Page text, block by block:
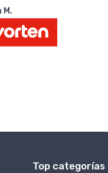
M.
Top categorías